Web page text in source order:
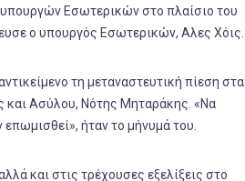
Εσωτερικών στο πλαίσιο του
ο υπουργός Εσωτερικών, Αλες Χόις.
τη μεταναστευτική πίεση στα
και Ασύλου, Νότης Μηταράκης. «Να
ήταν το μήνυμά του.
και στις τρέχουσες εξελίξεις στο